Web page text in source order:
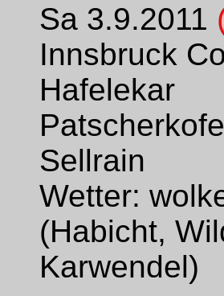
Sa 3.9.2011
Innsbruck
Hafelekar
Sellrain
Wetter:
(Habicht,
Karwendel)